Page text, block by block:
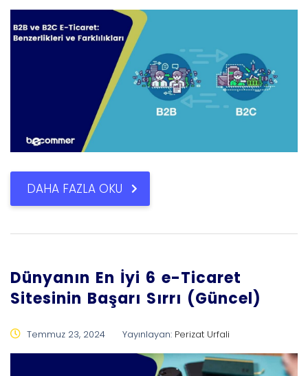
DAHA FAZLA OKU
Dünyanın En İyi 6 e-Ticaret
Sitesinin Başarı Sırrı (Güncel)
Temmuz 23, 2024 Yayınlayan: Perizat Urfali